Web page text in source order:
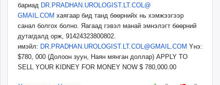
бариад DR.PRADHAN.UROLOGIST.LT.COL@
GMAIL.COM хаягаар бид танд бөөрнийх нь хэмжээгээр
санал болгох болно. Яагаад гэвэл манай эмнэлэгт бөөрний
дутагдалд орж, 91424323800802.
имэйл: DR.PRADHAN.UROLOGIST.LT.COL@GMAIL.COM Yнэ:
$780, 000 (Долоон зуун, Наян мянган доллар) APPLY TO
SELL YOUR KIDNEY FOR MONEY NOW $ 780,000.00